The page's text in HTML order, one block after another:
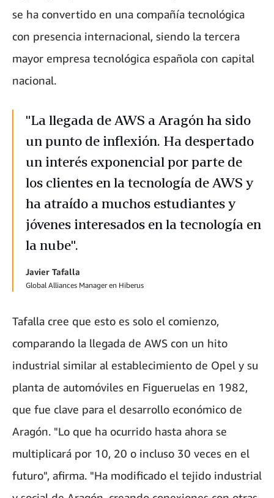
se ha convertido en una compañía tecnológica
con presencia internacional, siendo la tercera
mayor empresa tecnológica española con capital
nacional.
"La llegada de AWS a Aragón ha sido
un punto de inflexión. Ha despertado
un interés exponencial por parte de
los clientes en la tecnología de AWS y
ha atraído a muchos estudiantes y
jóvenes interesados en la tecnología en
la nube".
Javier Tafalla
Global Alliances Manager en Hiberus
Tafalla cree que esto es solo el comienzo,
comparando la llegada de AWS con un hito
industrial similar al establecimiento de Opel y su
planta de automóviles en Figueruelas en 1982,
que fue clave para el desarrollo económico de
Aragón. "Lo que ha ocurrido hasta ahora se
multiplicará por 10, 20 o incluso 30 veces en el
futuro", afirma. "Ha modificado el tejido industrial